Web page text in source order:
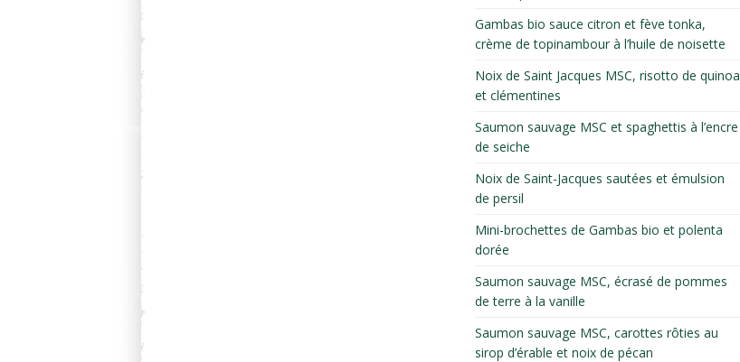
Gambas bio sauce citron et fève tonka,
crème de topinambour à l’huile de noisette
Noix de Saint Jacques MSC, risotto de quinoa
et clémentines
Saumon sauvage MSC et spaghettis à l’encre
de seiche
Noix de Saint-Jacques sautées et émulsion
de persil
Mini-brochettes de Gambas bio et polenta
dorée
Saumon sauvage MSC, écrasé de pommes
de terre à la vanille
Saumon sauvage MSC, carottes rôties au
sirop d’érable et noix de pécan